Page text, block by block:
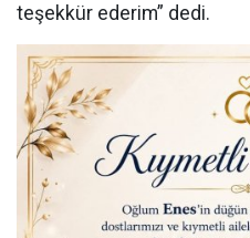
teşekkür ederim” dedi.